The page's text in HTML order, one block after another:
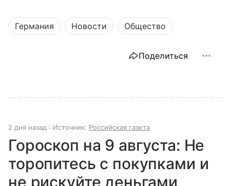
Германия Новости Общество
Поделиться
2 дня назад Источник: Российская газета
Гороскоп на 9 августа: Не
торопитесь с покупками и
не рискуйте деньгами